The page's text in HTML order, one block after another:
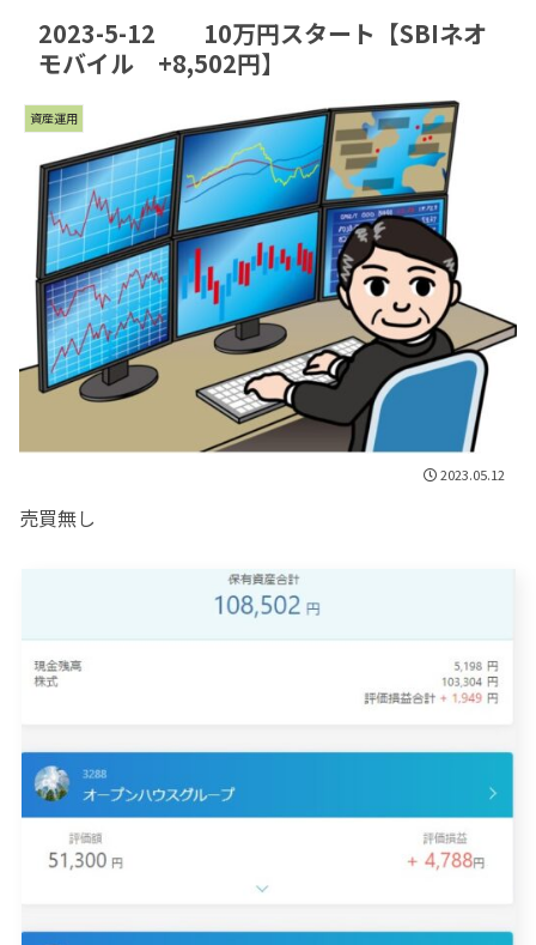
2023-5-12 10万円スタート【SBIネオ
モバイル +8,502円】
資産運用
2023.05.12
売買無し